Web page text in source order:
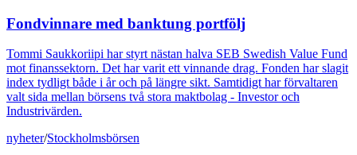
Fondvinnare med banktung portfölj
Tommi Saukkoriipi har styrt nästan halva SEB Swedish Value Fund
mot finanssektorn. Det har varit ett vinnande drag. Fonden har slagit
index tydligt både i år och på längre sikt. Samtidigt har förvaltaren
valt sida mellan börsens två stora maktbolag - Investor och
Industrivärden.
nyheter/Stockholmsbörsen